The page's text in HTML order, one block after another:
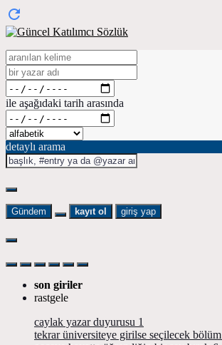
ile aşağıdaki tarih arasında
detaylı arama
Gündem kayıt ol giriş yap
son giriler
rastgele
caylak yazar duyurusu 1
tekrar üniversiteye girilse seçilecek bölüm